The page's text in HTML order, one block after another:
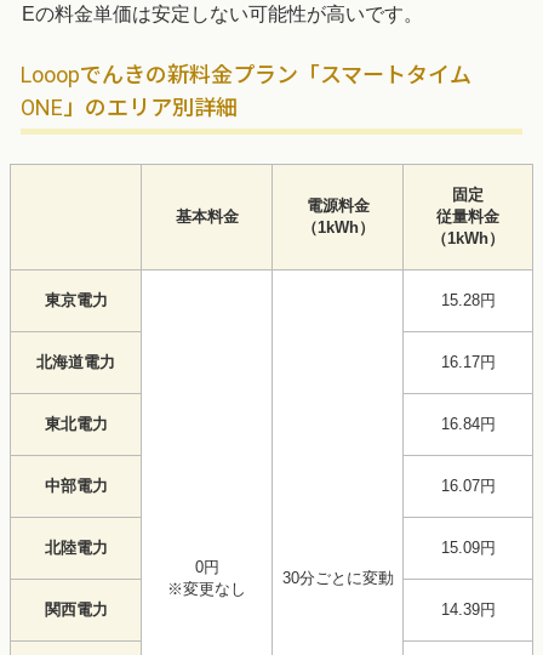
Eの料金単価は安定しない可能性が高いです。
Looopでんきの新料金プラン「スマートタイム
ONE」のエリア別詳細
基本料金
電源料金
（1kWh）
固定
従量料金
（1kWh）
東京電力
0円
※変更なし
30分ごとに変動
15.28円
北海道電力 16.17円
東北電力 16.84円
中部電力 16.07円
北陸電力 15.09円
関西電力 14.39円